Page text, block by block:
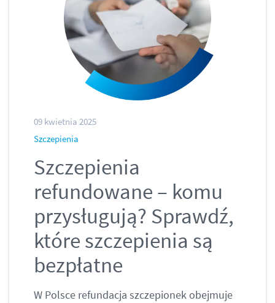
09 kwietnia 2025
Szczepienia
Szczepienia
refundowane – komu
przysługują? Sprawdź,
które szczepienia są
bezpłatne
W Polsce refundacja szczepionek obejmuje